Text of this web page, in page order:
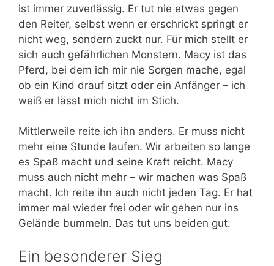
ist immer zuverlässig. Er tut nie etwas gegen
den Reiter, selbst wenn er erschrickt springt er
nicht weg, sondern zuckt nur. Für mich stellt er
sich auch gefährlichen Monstern. Macy ist das
Pferd, bei dem ich mir nie Sorgen mache, egal
ob ein Kind drauf sitzt oder ein Anfänger – ich
weiß er lässt mich nicht im Stich.
Mittlerweile reite ich ihn anders. Er muss nicht
mehr eine Stunde laufen. Wir arbeiten so lange
es Spaß macht und seine Kraft reicht. Macy
muss auch nicht mehr – wir machen was Spaß
macht. Ich reite ihn auch nicht jeden Tag. Er hat
immer mal wieder frei oder wir gehen nur ins
Gelände bummeln. Das tut uns beiden gut.
Ein besonderer Sieg